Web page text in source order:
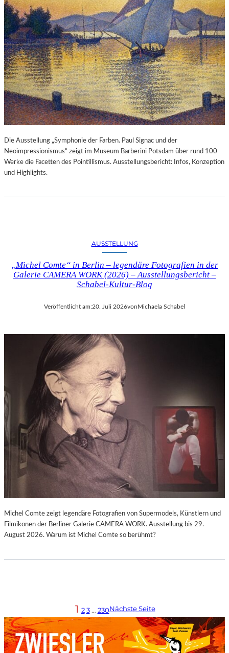
Die Ausstellung „Symphonie der Farben. Paul Signac und der
Neoimpressionismus“ zeigt im Museum Barberini Potsdam über rund 100
Werke die Facetten des Pointillismus. Ausstellungsbericht: Infos, Konzeption
und Highlights.
AUSSTELLUNG
„Michel Comte“ in Berlin – legendäre Fotografien in der
Galerie CAMERA WORK (2026) – Ausstellungsbericht –
Schabel-Kultur-Blog
Veröffentlicht am:20. Juli 2026vonMichaela Schabel
Michel Comte zeigt legendäre Fotografien von Supermodels, Künstlern und
Filmikonen der Berliner Galerie CAMERA WORK. Ausstellung bis 29.
August 2026. Warum ist Michel Comte so berühmt?
1 2 3 … 230Nächste Seite